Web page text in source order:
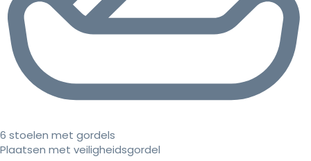
6 stoelen met gordels
Plaatsen met veiligheidsgordel